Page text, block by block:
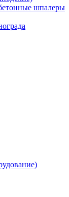
шпалеры